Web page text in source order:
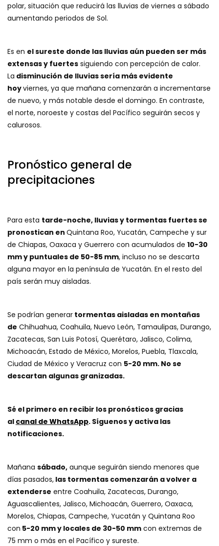
polar, situación que reducirá las lluvias de viernes a sábado
aumentando periodos de Sol.
Es en el sureste donde las lluvias aún pueden ser más
extensas y fuertes siguiendo con percepción de calor.
La disminución de lluvias sería más evidente
hoyviernes, ya que mañana comenzarán a incrementarse
de nuevo, y más notable desde el domingo. En contraste,
el norte, noroeste y costas del Pacífico seguirán secos y
calurosos.
Pronóstico general de
precipitaciones
Para esta tarde-noche, lluvias y tormentas fuertes se
pronostican en Quintana Roo, Yucatán, Campeche y sur
de Chiapas, Oaxaca y Guerrero con acumulados de 10-30
mm y puntuales de 50-85 mm, incluso no se descarta
alguna mayor en la península de Yucatán. En el resto del
país serán muy aisladas.
Se podrían generar tormentas aisladas en montañas
de Chihuahua, Coahuila, Nuevo León, Tamaulipas, Durango,
Zacatecas, San Luis Potosí, Querétaro, Jalisco, Colima,
Michoacán, Estado de México, Morelos, Puebla, Tlaxcala,
Ciudad de México y Veracruz con 5-20 mm. No se
descartan algunas granizadas.
Sé el primero en recibir los pronósticos gracias
al canal de WhatsApp. Síguenos y activa las
notificaciones.
Mañana sábado, aunque seguirán siendo menores que
días pasados, las tormentas comenzarán a volver a
extenderse entre Coahuila, Zacatecas, Durango,
Aguascalientes, Jalisco, Michoacán, Guerrero, Oaxaca,
Morelos, Chiapas, Campeche, Yucatán y Quintana Roo
con 5-20 mm y locales de 30-50 mm con extremas de
75 mm o más en el Pacífico y sureste.